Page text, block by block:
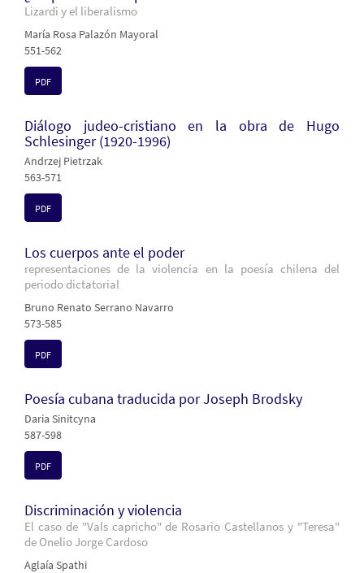
Lizardi y el liberalismo
María Rosa Palazón Mayoral
551-562
PDF
Diálogo judeo-cristiano en la obra de Hugo
Schlesinger (1920-1996)
Andrzej Pietrzak
563-571
PDF
Los cuerpos ante el poder
representaciones de la violencia en la poesía chilena del
periodo dictatorial
Bruno Renato Serrano Navarro
573-585
PDF
Poesía cubana traducida por Joseph Brodsky
Daria Sinitcyna
587-598
PDF
Discriminación y violencia
El caso de "Vals capricho" de Rosario Castellanos y "Teresa"
de Onelio Jorge Cardoso
Aglaía Spathi